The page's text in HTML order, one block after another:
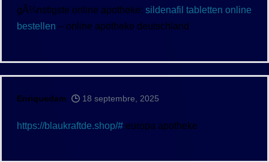
gÃ¼nstigste online apotheke: sildenafil tabletten online
bestellen – online apotheke deutschland
Enriquedam 18 septembre, 2025
https://blaukraftde.shop/# europa apotheke